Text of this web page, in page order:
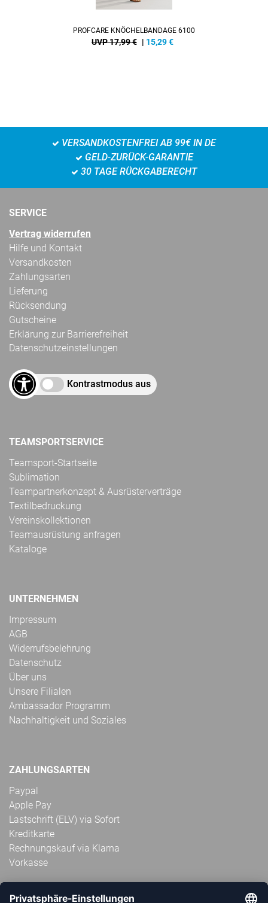
PROFCARE KNÖCHELBANDAGE 6100
UVP 17,99 € | 15,29€
VERSANDKOSTENFREI AB 99€ IN DE
GELD-ZURÜCK-GARANTIE
30 TAGE RÜCKGABERECHT
SERVICE
Vertrag widerrufen
Hilfe und Kontakt
Versandkosten
Zahlungsarten
Lieferung
Rücksendung
Gutscheine
Erklärung zur Barrierefreiheit
Datenschutzeinstellungen
Kontrastmodus aus
TEAMSPORTSERVICE
Teamsport-Startseite
Sublimation
Teampartnerkonzept & Ausrüsterverträge
Textilbedruckung
Vereinskollektionen
Teamausrüstung anfragen
Kataloge
UNTERNEHMEN
Impressum
AGB
Widerrufsbelehrung
Datenschutz
Über uns
Unsere Filialen
Ambassador Programm
Nachhaltigkeit und Soziales
ZAHLUNGSARTEN
Paypal
Apple Pay
Lastschrift (ELV) via Sofort
Kreditkarte
Rechnungskauf via Klarna
Vorkasse